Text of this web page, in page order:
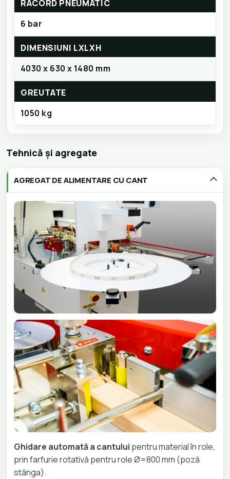
RACORD PNEUMATIC
6 bar
DIMENSIUNI LXLXH
4030 x 630 x 1480 mm
GREUTATE
1050 kg
Tehnică și agregate
AGREGAT DE ALIMENTARE CU CANT
Ghidare automată a cantului pentru material în role,
prin farfurie rotativă pentru role Ø=800 mm (poză
stânga).